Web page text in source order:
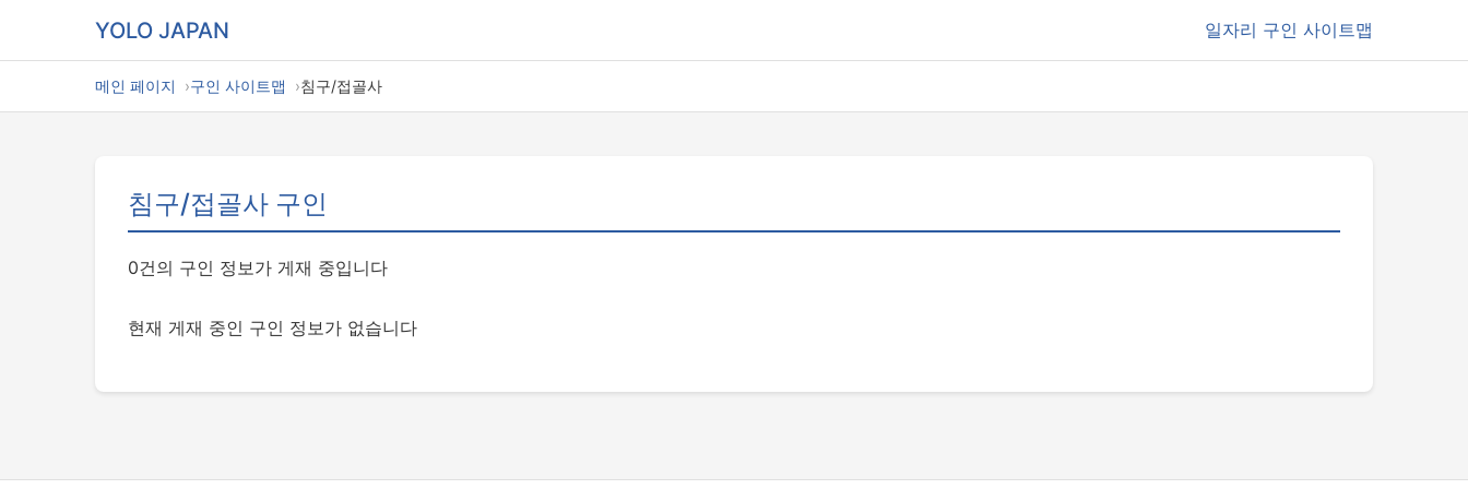
YOLO JAPAN 일자리 구인 사이트맵
메인 페이지 구인 사이트맵 침구/접골사
침구/접골사 구인
0건의 구인 정보가 게재 중입니다
현재 게재 중인 구인 정보가 없습니다